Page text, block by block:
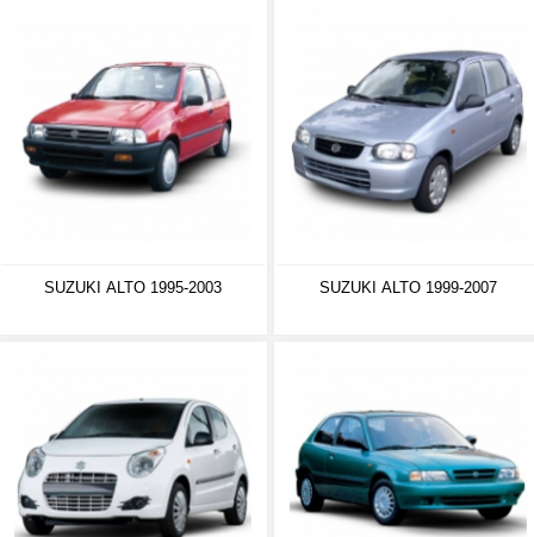
SUZUKI ALTO 1995-2003 SUZUKI ALTO 1999-2007